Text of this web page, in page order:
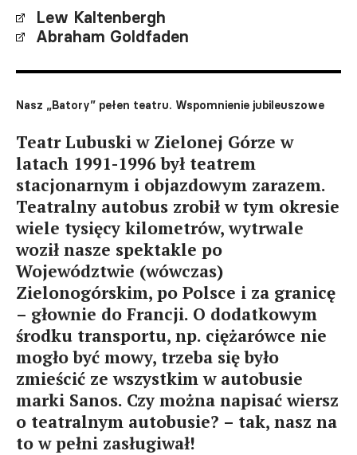
Lew Kaltenbergh
Abraham Goldfaden
Nasz „Batory” pełen teatru. Wspomnienie jubileuszowe
Teatr Lubuski w Zielonej Górze w
latach 1991-1996 był teatrem
stacjonarnym i objazdowym zarazem.
Teatralny autobus zrobił w tym okresie
wiele tysięcy kilometrów, wytrwale
woził nasze spektakle po
Województwie (wówczas)
Zielonogórskim, po Polsce i za granicę
– głownie do Francji. O dodatkowym
środku transportu, np. ciężarówce nie
mogło być mowy, trzeba się było
zmieścić ze wszystkim w autobusie
marki Sanos. Czy można napisać wiersz
o teatralnym autobusie? – tak, nasz na
to w pełni zasługiwał!